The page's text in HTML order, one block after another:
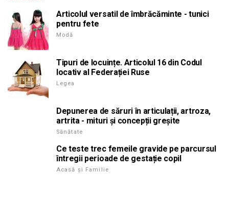
Articolul versatil de îmbrăcăminte - tunici
pentru fete
Modă
Tipuri de locuințe. Articolul 16 din Codul
locativ al Federației Ruse
Legea
Depunerea de săruri în articulații, artroza,
artrita - mituri și concepții greșite
Sănătate
Ce teste trec femeile gravide pe parcursul
întregii perioade de gestație copil
Acasă și Familie